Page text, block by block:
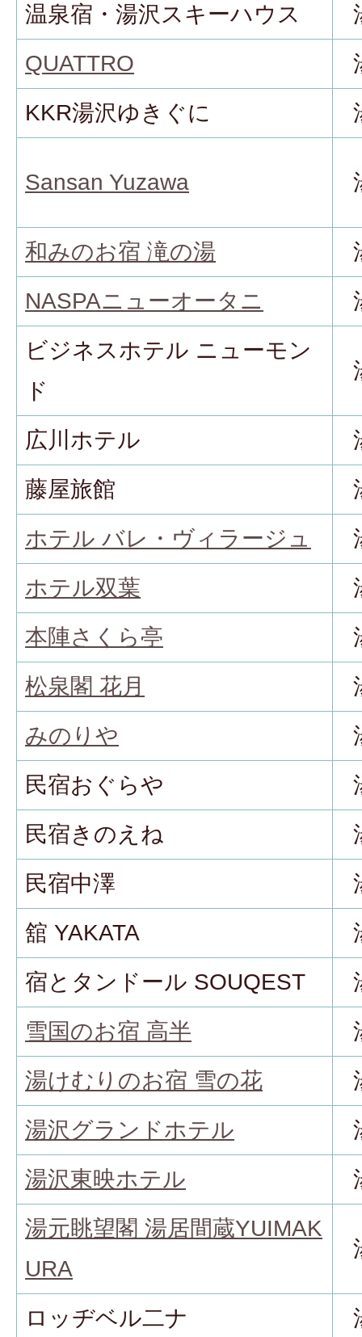
温泉宿・湯沢スキーハウス
QUATTRO
KKR湯沢ゆきぐに
Sansan Yuzawa
和みのお宿 滝の湯
NASPAニューオータニ
ビジネスホテル ニューモン
ド
広川ホテル
藤屋旅館
ホテル バレ・ヴィラージュ
ホテル双葉
本陣さくら亭
松泉閣 花月
みのりや
民宿おぐらや
民宿きのえね
民宿中澤
舘 YAKATA
宿とタンドール SOUQEST
雪国のお宿 高半
湯けむりのお宿 雪の花
湯沢グランドホテル
湯沢東映ホテル
湯元眺望閣 湯居間蔵YUIMAK
URA
ロッヂベル二ナ